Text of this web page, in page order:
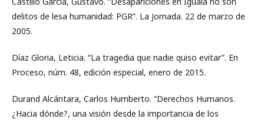
delitos de lesa humanidad: PGR”. La Jornada. 22 de marzo de
2005.
Díaz Gloria, Leticia. “La tragedia que nadie quiso evitar”. En
Proceso, núm. 48, edición especial, enero de 2015.
Durand Alcántara, Carlos Humberto. “Derechos Humanos.
¿Hacia dónde?, una visión desde la importancia de los